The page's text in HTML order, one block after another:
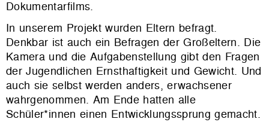
Dokumentarfilms.
In unserem Projekt wurden Eltern befragt.
Denkbar ist auch ein Befragen der Großeltern. Die
Kamera und die Aufgabenstellung gibt den Fragen
der Jugendlichen Ernsthaftigkeit und Gewicht. Und
auch sie selbst werden anders, erwachsener
wahrgenommen. Am Ende hatten alle
Schüler*innen einen Entwicklungssprung gemacht.